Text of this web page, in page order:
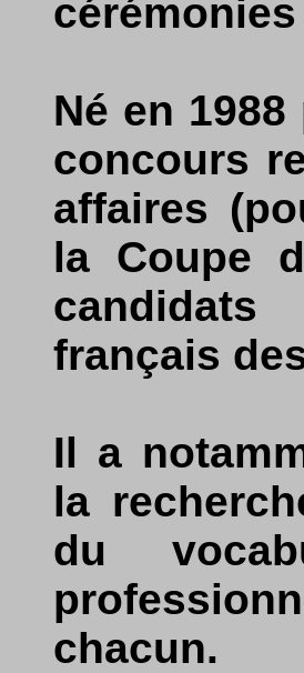
Né en
concours
affaires
la Coupe
français
Il a
la
du
chacun.